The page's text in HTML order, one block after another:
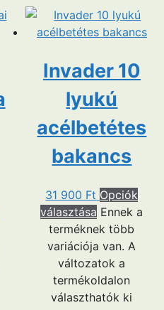
Invader 10
lyukú
acélbetétes
bakancs
31 900 Ft Opciók
választása Ennek a
terméknek több
variációja van. A
változatok a
termékoldalon
választhatók ki